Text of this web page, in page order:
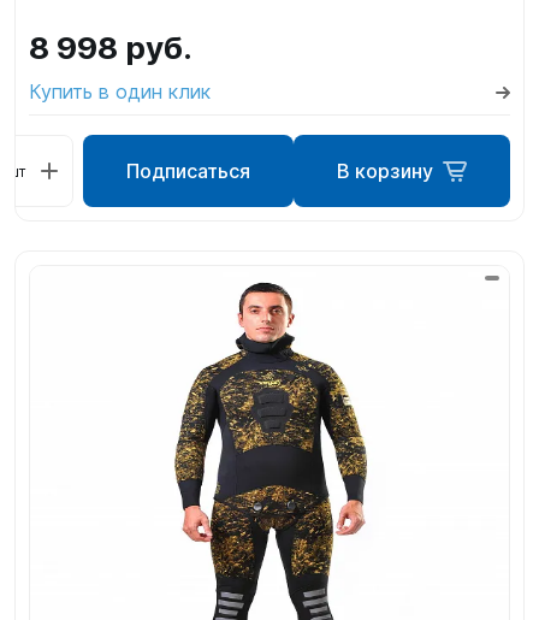
8 998 руб.
Купить в один клик
шт Подписаться В корзину